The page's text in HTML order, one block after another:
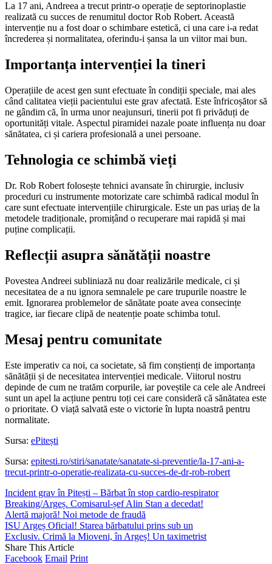
La 17 ani, Andreea a trecut printr-o operație de septorinoplastie
realizată cu succes de renumitul doctor Rob Robert. Această
intervenție nu a fost doar o schimbare estetică, ci una care i-a redat
încrederea și normalitatea, oferindu-i șansa la un viitor mai bun.
Importanța intervenției la tineri
Operațiile de acest gen sunt efectuate în condiții speciale, mai ales
când calitatea vieții pacientului este grav afectată. Este înfricoșător să
ne gândim că, în urma unor neajunsuri, tinerii pot fi privăduți de
oportunități vitale. Aspectul piramidei nazale poate influența nu doar
sănătatea, ci și cariera profesională a unei persoane.
Tehnologia ce schimbă vieți
Dr. Rob Robert folosește tehnici avansate în chirurgie, inclusiv
proceduri cu instrumente motorizate care schimbă radical modul în
care sunt efectuate intervențiile chirurgicale. Este un pas uriaș de la
metodele tradiționale, promițând o recuperare mai rapidă și mai
puține complicații.
Reflecții asupra sănătății noastre
Povestea Andreei subliniază nu doar realizările medicale, ci și
necesitatea de a nu ignora semnalele pe care trupurile noastre le
emit. Ignorarea problemelor de sănătate poate avea consecințe
tragice, iar fiecare clipă de neatenție poate schimba totul.
Mesaj pentru comunitate
Este imperativ ca noi, ca societate, să fim conștienți de importanța
sănătății și de necesitatea intervenției medicale. Viitorul nostru
depinde de cum ne tratăm corpurile, iar poveștile ca cele ale Andreei
sunt un apel la acțiune pentru toți cei care consideră că sănătatea este
o prioritate. O viață salvată este o victorie în lupta noastră pentru
normalitate.
Sursa: ePitești
Sursa: epitesti.ro/stiri/sanatate/sanatate-si-preventie/la-17-ani-a-
trecut-printr-o-operatie-realizata-cu-succes-de-dr-rob-robert
Incident grav în Pitești – Bărbat în stop cardio-respirator
Breaking/Argeș. Comisarul-șef Alin Stan a decedat!
Alertă majoră! Noi metode de fraudă
ISU Argeș Oficial! Starea bărbatului prins sub un
Exclusiv. Crimă la Mioveni, în Argeș! Un taximetrist
Share This Article
Facebook Email Print